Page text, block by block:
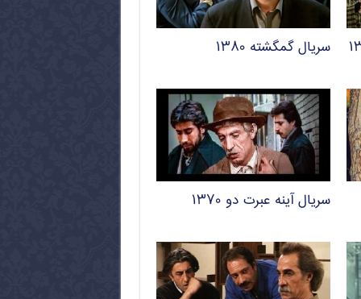
سریال گمگشته ۱۳۸۰
سریال آینه عبرت دو ۱۳۷۰